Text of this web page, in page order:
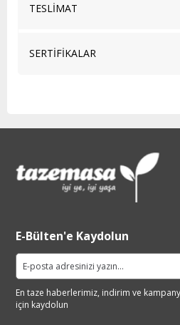
TESLİMAT
SERTİFİKALAR
E-Bülten'e Kaydolun
En taze haberlerimiz, indirim ve
için kaydolun